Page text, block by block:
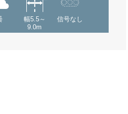
幅5.5～
9.0m
信号なし